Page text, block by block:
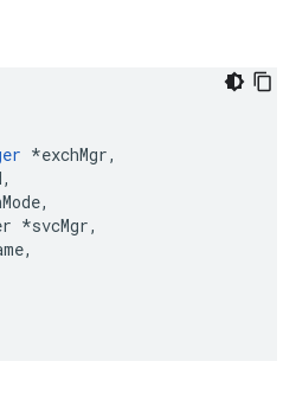
*exchMgr,
,
,
*svcMgr,
,